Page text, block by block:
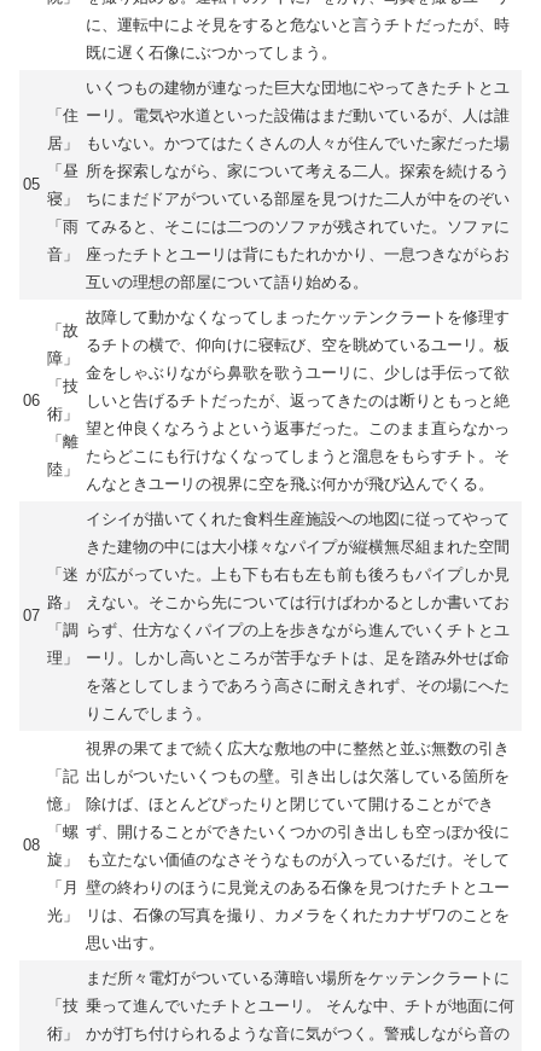
に、運転中によそ見をすると危ないと言うチトだったが、時
既に遅く石像にぶつかってしまう。
05
「住
居」
「昼
寝」
「雨
音」
いくつもの建物が連なった巨大な団地にやってきたチトとユ
ーリ。電気や水道といった設備はまだ動いているが、人は誰
もいない。かつてはたくさんの人々が住んでいた家だった場
所を探索しながら、家について考える二人。探索を続けるう
ちにまだドアがついている部屋を見つけた二人が中をのぞい
てみると、そこには二つのソファが残されていた。ソファに
座ったチトとユーリは背にもたれかかり、一息つきながらお
互いの理想の部屋について語り始める。
06
「故
障」
「技
術」
「離
陸」
故障して動かなくなってしまったケッテンクラートを修理す
るチトの横で、仰向けに寝転び、空を眺めているユーリ。板
金をしゃぶりながら鼻歌を歌うユーリに、少しは手伝って欲
しいと告げるチトだったが、返ってきたのは断りともっと絶
望と仲良くなろうよという返事だった。このまま直らなかっ
たらどこにも行けなくなってしまうと溜息をもらすチト。そ
んなときユーリの視界に空を飛ぶ何かが飛び込んでくる。
07
「迷
路」
「調
理」
イシイが描いてくれた食料生産施設への地図に従ってやって
きた建物の中には大小様々なパイプが縦横無尽組まれた空間
が広がっていた。上も下も右も左も前も後ろもパイプしか見
えない。そこから先については行けばわかるとしか書いてお
らず、仕方なくパイプの上を歩きながら進んでいくチトとユ
ーリ。しかし高いところが苦手なチトは、足を踏み外せば命
を落としてしまうであろう高さに耐えきれず、その場にへた
りこんでしまう。
08
「記
憶」
「螺
旋」
「月
光」
視界の果てまで続く広大な敷地の中に整然と並ぶ無数の引き
出しがついたいくつもの壁。引き出しは欠落している箇所を
除けば、ほとんどぴったりと閉じていて開けることができ
ず、開けることができたいくつかの引き出しも空っぽか役に
も立たない価値のなさそうなものが入っているだけ。そして
壁の終わりのほうに見覚えのある石像を見つけたチトとユー
リは、石像の写真を撮り、カメラをくれたカナザワのことを
思い出す。
「技
術」
まだ所々電灯がついている薄暗い場所をケッテンクラートに
乗って進んでいたチトとユーリ。 そんな中、チトが地面に何
かが打ち付けられるような音に気がつく。警戒しながら音の